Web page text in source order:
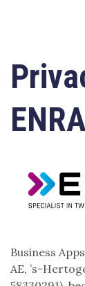
ENRA
Business
AE, ’s-